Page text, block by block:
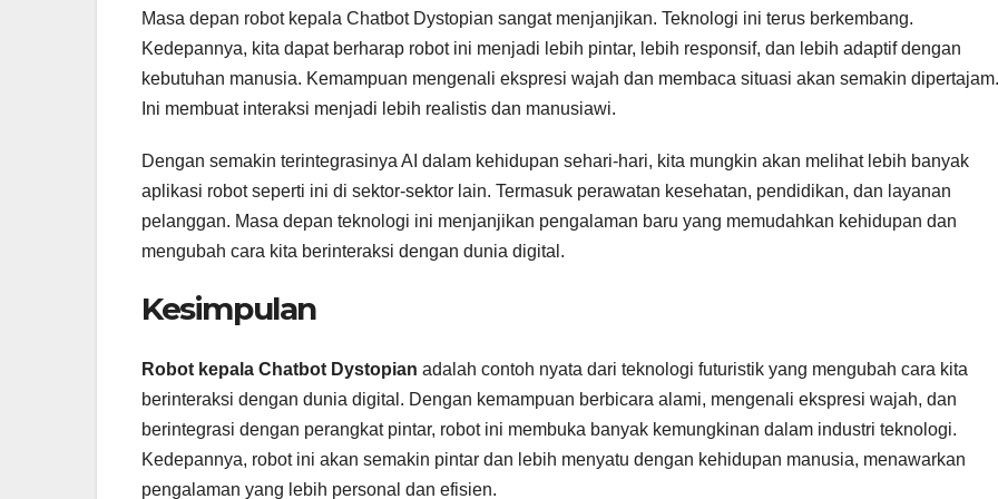
Masa depan robot kepala Chatbot Dystopian sangat menjanjikan. Teknologi ini terus berkembang.
Kedepannya, kita dapat berharap robot ini menjadi lebih pintar, lebih responsif, dan lebih adaptif dengan
kebutuhan manusia. Kemampuan mengenali ekspresi wajah dan membaca situasi akan semakin dipertajam.
Ini membuat interaksi menjadi lebih realistis dan manusiawi.
Dengan semakin terintegrasinya AI dalam kehidupan sehari-hari, kita mungkin akan melihat lebih banyak
aplikasi robot seperti ini di sektor-sektor lain. Termasuk perawatan kesehatan, pendidikan, dan layanan
pelanggan. Masa depan teknologi ini menjanjikan pengalaman baru yang memudahkan kehidupan dan
mengubah cara kita berinteraksi dengan dunia digital.
Kesimpulan
Robot kepala Chatbot Dystopian adalah contoh nyata dari teknologi futuristik yang mengubah cara kita
berinteraksi dengan dunia digital. Dengan kemampuan berbicara alami, mengenali ekspresi wajah, dan
berintegrasi dengan perangkat pintar, robot ini membuka banyak kemungkinan dalam industri teknologi.
Kedepannya, robot ini akan semakin pintar dan lebih menyatu dengan kehidupan manusia, menawarkan
pengalaman yang lebih personal dan efisien.